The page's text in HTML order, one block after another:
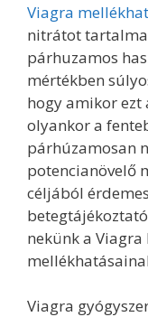
Viagra
nitrátot
párhuzamos
mértékben
hogy amikor ezt
olyankor a
párhúzamosan
potencianövelő
céljából
nekünk a
Viagra